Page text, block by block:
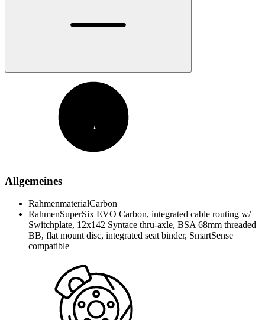
Allgemeines
RahmenmaterialCarbon
RahmenSuperSix EVO Carbon, integrated cable routing w/
Switchplate, 12x142 Syntace thru-axle, BSA 68mm threaded
BB, flat mount disc, integrated seat binder, SmartSense
compatible